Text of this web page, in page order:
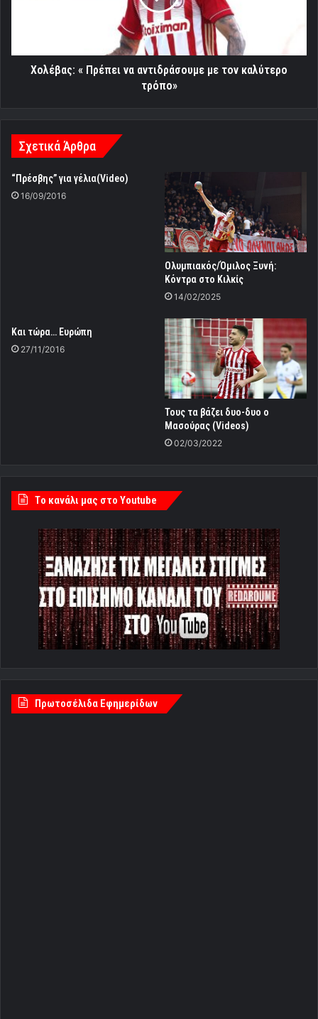
Χολέβας: « Πρέπει να αντιδράσουμε με τον καλύτερο
τρόπο»
Σχετικά Άρθρα
“Πρέσβης” για γέλια(Video)
16/09/2016
Ολυμπιακός/Όμιλος Ξυνή:
Κόντρα στο Κιλκίς
14/02/2025
Kαι τώρα… Ευρώπη
27/11/2016
Τους τα βάζει δυο-δυο ο
Μασούρας (Videos)
02/03/2022
Tο κανάλι μας στο Youtube
Πρωτοσέλιδα Εφημερίδων